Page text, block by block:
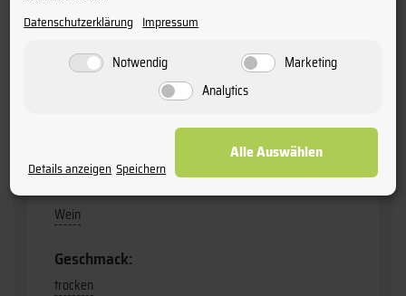
Anbaugebiet:
Languedoc-Roussillon
Wein
Geschmack:
trocken
Datenschutzerklärung Impressum
Notwendig
Marketing
Analytics
Details anzeigen Speichern
Alle Auswählen